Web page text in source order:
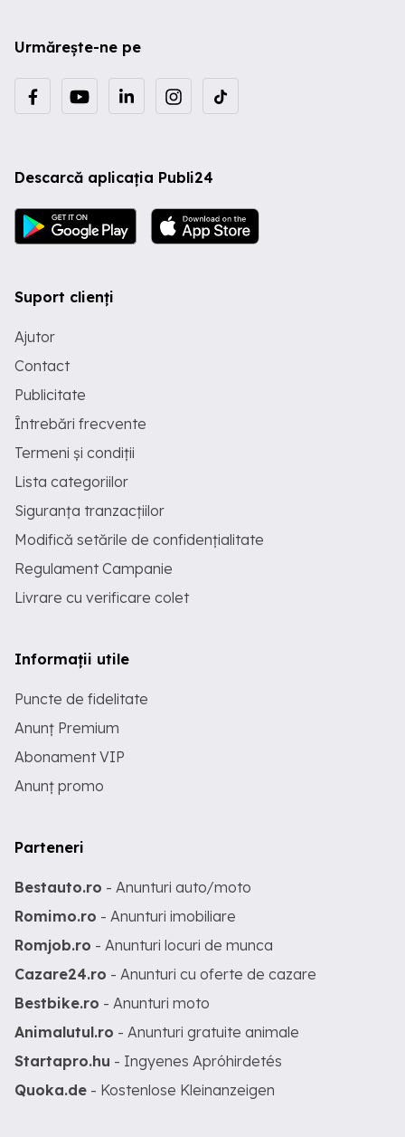
Urmărește-ne pe
Descarcă aplicația Publi24
Suport clienți
Ajutor
Contact
Publicitate
Întrebări frecvente
Termeni și condiții
Lista categoriilor
Siguranța tranzacțiilor
Modifică setările de confidențialitate
Regulament Campanie
Livrare cu verificare colet
Informații utile
Puncte de fidelitate
Anunț Premium
Abonament VIP
Anunț promo
Parteneri
Bestauto.ro - Anunturi auto/moto
Romimo.ro - Anunturi imobiliare
Romjob.ro - Anunturi locuri de munca
Cazare24.ro - Anunturi cu oferte de cazare
Bestbike.ro - Anunturi moto
Animalutul.ro - Anunturi gratuite animale
Startapro.hu - Ingyenes Apróhirdetés
Quoka.de - Kostenlose Kleinanzeigen